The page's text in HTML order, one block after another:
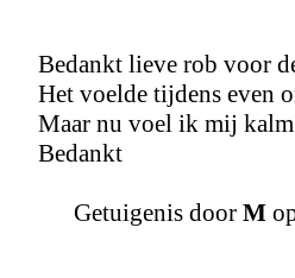
Bedankt lieve rob voor
Het voelde tijdens even
Maar nu voel ik mij
Bedankt
Getuigenis door M